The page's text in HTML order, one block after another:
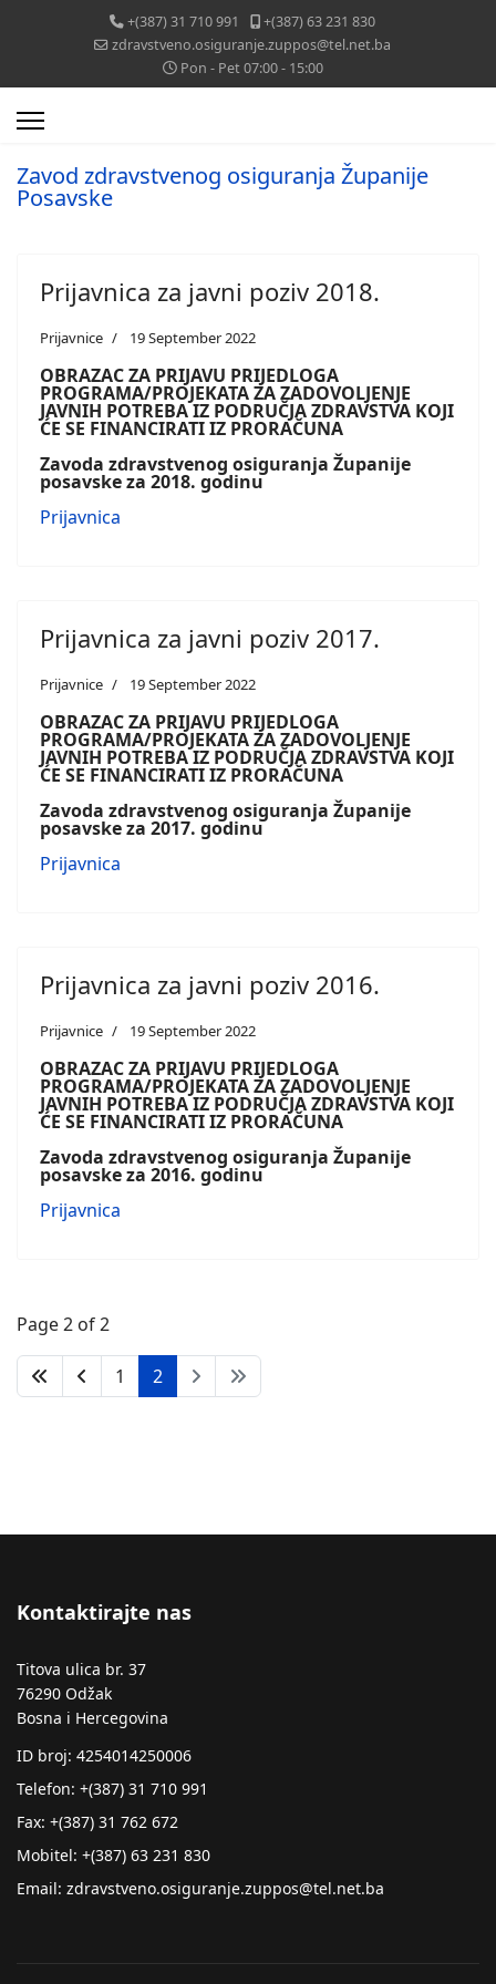
+(387) 31 710 991
+(387) 63 231 830
zdravstveno.osiguranje.zuppos@tel.net.ba
Pon - Pet 07:00 - 15:00
Zavod zdravstvenog osiguranja Županije
Posavske
Prijavnica za javni poziv 2018.
Prijavnice 19 September 2022
OBRAZAC ZA PRIJAVU PRIJEDLOGA
PROGRAMA/PROJEKATA ZA ZADOVOLJENJE
JAVNIH POTREBAIZ PODRUČJA ZDRAVSTVA KOJI
ĆE SE FINANCIRATI IZ PRORAČUNA
Zavoda zdravstvenog osiguranja Županije
posavske za 2018. godinu
Prijavnica
Prijavnica za javni poziv 2017.
Prijavnice 19 September 2022
OBRAZAC ZA PRIJAVU PRIJEDLOGA
PROGRAMA/PROJEKATA ZA ZADOVOLJENJE
JAVNIH POTREBAIZ PODRUČJA ZDRAVSTVA KOJI
ĆE SE FINANCIRATI IZ PRORAČUNA
Zavoda zdravstvenog osiguranja Županije
posavske za 2017. godinu
Prijavnica
Prijavnica za javni poziv 2016.
Prijavnice 19 September 2022
OBRAZAC ZA PRIJAVU PRIJEDLOGA
PROGRAMA/PROJEKATA ZA ZADOVOLJENJE
JAVNIH POTREBAIZ PODRUČJA ZDRAVSTVA KOJI
ĆE SE FINANCIRATI IZ PRORAČUNA
Zavoda zdravstvenog osiguranja Županije
posavske za 2016. godinu
Prijavnica
Page 2 of 2
1 2
Kontaktirajte nas
Titova ulica br. 37
76290 Odžak
Bosna i Hercegovina
ID broj: 4254014250006
Telefon: +(387) 31 710 991
Fax: +(387) 31 762 672
Mobitel: +(387) 63 231 830
Email: zdravstveno.osiguranje.zuppos@tel.net.ba